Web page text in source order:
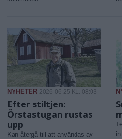
NYHETER 2026-06-25 KL. 08:03
Efter stiltjen:
Örstastugan rustas
upp
Kan återgå till att användas av